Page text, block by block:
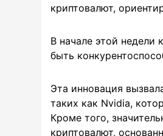
криптовалют,
В начале этой недели
быть
Эта инновация
таких как Nvidia,
Кроме того,
криптовалют,